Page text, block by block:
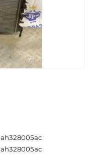
ah328005ac
ah328005ac